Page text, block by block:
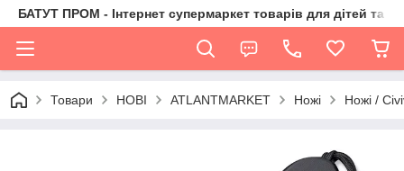
БАТУТ ПРОМ - Інтернет супермаркет товарів для дітей та їх
Товари НОВІ ATLANTMARKET Ножі Ножі /